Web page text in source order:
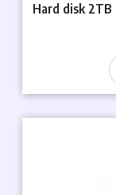
Hard disk 2TB